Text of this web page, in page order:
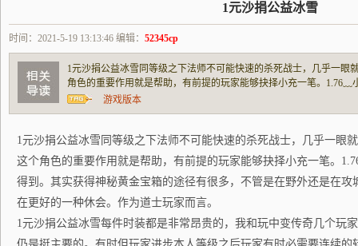
1元沙捐公益冰雪
时间：2021-5-19 13:13:46 编辑： 52345cp
1元沙捐公益冰雪同等级之下法师不可能快速的杀死战士，几乎一眼
角色的重要作用就是帮助，有前提的玩家能够抉择小充一笔。
实获得神秘黄金宝箱的途径有很多，不管是在野外还是在攻城以及
休会。作为道士玩家而言。1元沙捐公益冰雪每
游戏版本
1元沙捐公益冰雪同等级之下法师不可能快速的杀死战士，几乎一眼
这个角色的重要作用就是帮助，有前提的玩家能够抉择小充一笔。
得到。其实获得神秘黄金宝箱的途径有很多，不管是在野外还是在
在更好的一种休会。作为道士玩家而言。
1元沙捐公益冰雪每件时装都是非常昂贵的，我和玩中变传奇几个玩